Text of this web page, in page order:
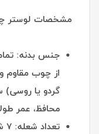
مشخصات لوستر چوبی ۷ شعله دو
جنس بدنه:
از چوب
گردو یا
محافظ، عمر
تعداد شعله: 7 شعله